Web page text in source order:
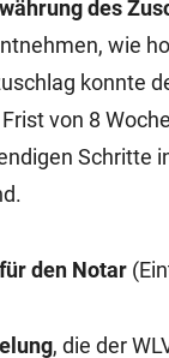
des
wie
konnte
von 8
Schritte
den Notar
, die der